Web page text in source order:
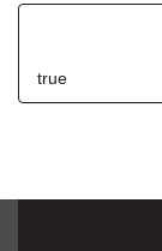
true